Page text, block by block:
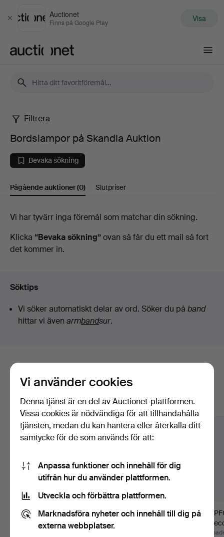
Stäng
Auctionet
Finns på Google Play Visa
Bordslampor
på
Skandia
Auktion
Filtrera
Bordslampor på Skandia Auktion
Bevaka sökning
Pågående auktioner(0) Slutpriser
Pågående
auktioner
Vi har tyvärr inga föremål som matchar din sökning.
Klicka “Bevaka sökning”ovan så får du ett mail så fort
det kommer in.
Söktips
Vi söker automatiskt delar av ord. Söker du på band
hittar vi även armbandsur.
Här är föremål från vårt arkiv som
matchar din sökning
Visa alla föremål
FOTOGENLAMPA,
sekelskifte 1900,
FOTOGENLAMPA,
sekelskifte 1900,
art
Vi använder cookies
Denna tjänst är en del av Auctionet-plattformen.
Vissa cookies är nödvändiga för att tillhandahålla
tjänsten, medan du kan hantera eller återkalla ditt
samtycke för de som används för att:
Anpassa funktioner och innehåll för dig
utifrån hur du använder plattformen.
Utveckla och förbättra plattformen.
Marknadsföra nyheter och innehåll till dig på
externa webbplatser.